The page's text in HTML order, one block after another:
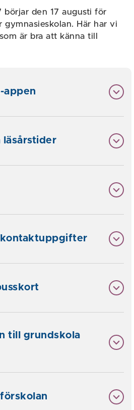
den 17 augusti för
gymnasieskolan. Här har vi
är bra att känna till
appen
läsårstider
till grundskola